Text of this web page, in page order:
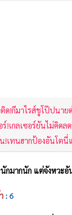
!กีมาไรส์ชูโป๊ปนายด่
ร์!เกลเซอร์ยันไม่คิด
!เทนฮากป้องอันโตนี่
กมากนัก แต่จังหวะอั
: 6